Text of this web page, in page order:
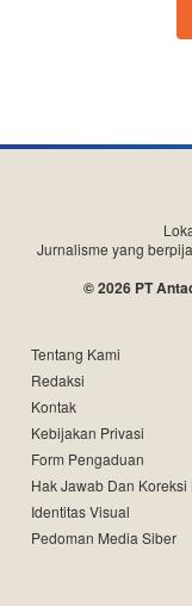
Jurnalisme yang
© 2026 PT
Tentang Kami
Redaksi
Kontak
Kebijakan Privasi
Form Pengaduan
Hak Jawab Dan Koreksi
Identitas Visual
Pedoman Media Siber